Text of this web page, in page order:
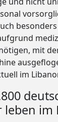
mit
im
leben im